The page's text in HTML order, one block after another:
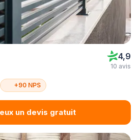
4,9
10 avis
+90 NPS
un devis gratuit